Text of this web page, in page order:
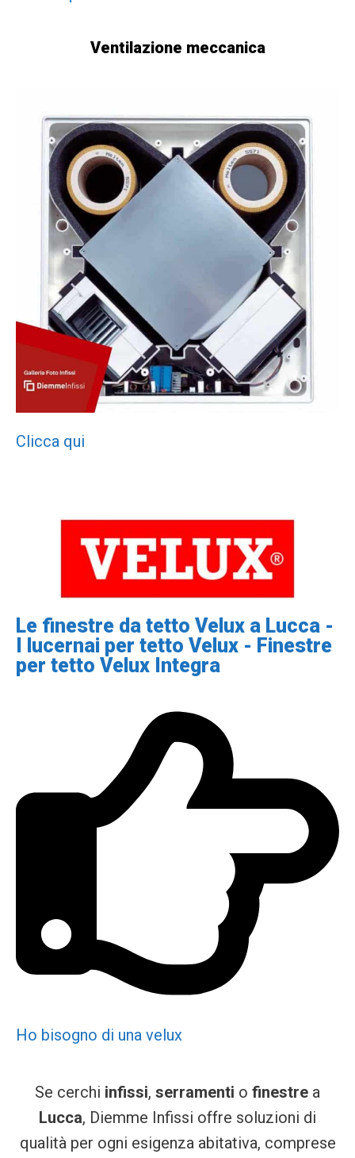
Ventilazione meccanica
Clicca qui
Le finestre da tetto Velux a Lucca -
I lucernai per tetto Velux - Finestre
per tetto Velux Integra
Ho bisogno di una velux
Se cerchi infissi, serramenti o finestre a
Lucca, Diemme Infissi offre soluzioni di
qualità per ogni esigenza abitativa, comprese